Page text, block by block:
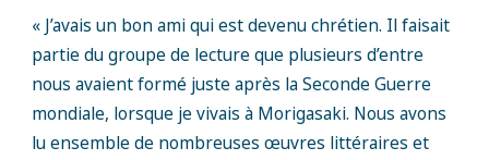
« J’avais un bon ami qui est devenu chrétien. Il faisait
partie du groupe de lecture que plusieurs d’entre
nous avaient formé juste après la Seconde Guerre
mondiale, lorsque je vivais à Morigasaki. Nous avons
lu ensemble de nombreuses œuvres littéraires et